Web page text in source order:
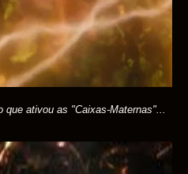
que ativou as "Caixas-Maternas"...